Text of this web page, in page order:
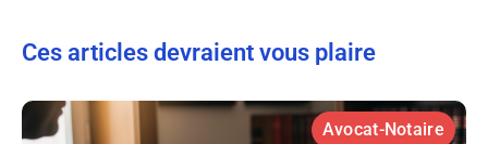
Ces articles devraient vous plaire
Avocat-Notaire